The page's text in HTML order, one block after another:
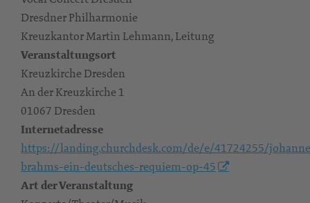
Dresdner Philharmonie
Kreuzkantor Martin Lehmann, Leitung
Veranstaltungsort
Kreuzkirche Dresden
An der Kreuzkirche 1
01067 Dresden
Internetadresse
https://landing.churchdesk.com/de/e/41724255/
brahms-ein-deutsches-requiem-op-45
Art der Veranstaltung